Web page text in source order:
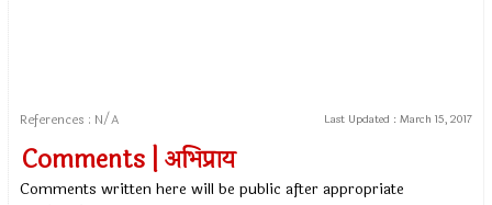
References : N/A Last Updated : March 15, 2017
Comments | अभिप्राय
Comments written here will be public after appropriate